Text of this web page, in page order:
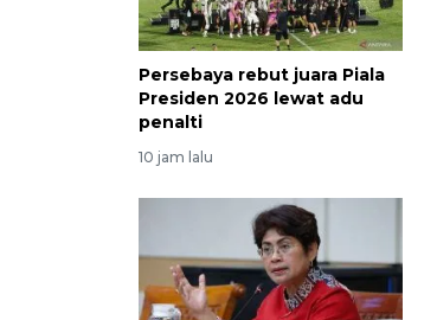
Persebaya rebut juara Piala
Presiden 2026 lewat adu
penalti
10 jam lalu